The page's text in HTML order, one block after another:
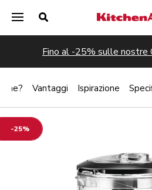
Fino al -25% sulle nostre
-25%
Vantaggi Ispirazione